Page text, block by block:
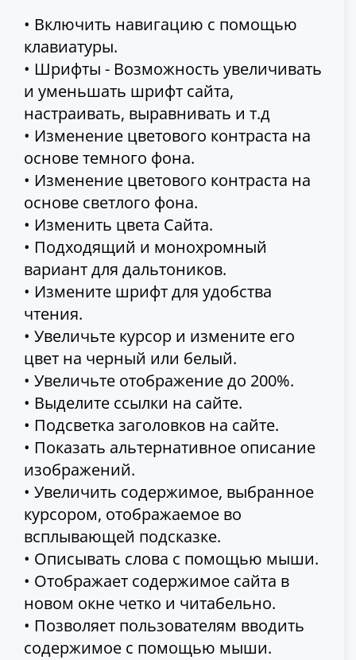
• Включить навигацию с помощью
клавиатуры.
• Шрифты - Возможность увеличивать
и уменьшать шрифт сайта,
настраивать, выравнивать и т.д
• Изменение цветового контраста на
основе темного фона.
• Изменение цветового контраста на
основе светлого фона.
• Изменить цвета Сайта.
• Подходящий и монохромный
вариант для дальтоников.
• Измените шрифт для удобства
чтения.
• Увеличьте курсор и измените его
цвет на черный или белый.
• Увеличьте отображение до 200%.
• Выделите ссылки на сайте.
• Подсветка заголовков на сайте.
• Показать альтернативное описание
изображений.
• Увеличить содержимое, выбранное
курсором, отображаемое во
всплывающей подсказке.
• Описывать слова с помощью мыши.
• Отображает содержимое сайта в
новом окне четко и читабельно.
• Позволяет пользователям вводить
содержимое с помощью мыши.